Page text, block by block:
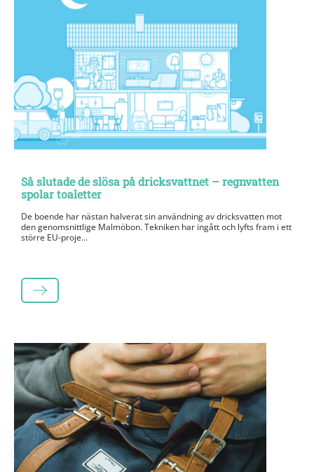
Så slutade de slösa på dricksvattnet – regnvatten
spolar toaletter
De boende har nästan halverat sin användning av dricksvatten mot
den genomsnittlige Malmöbon. Tekniken har ingått och lyfts fram i ett
större EU-proje...
LÄS MER